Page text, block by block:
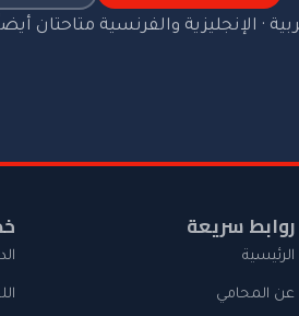
· الإنجليزية والفرنسية متاحتان
روابط سريعة
الرئيسية
عن المحامي